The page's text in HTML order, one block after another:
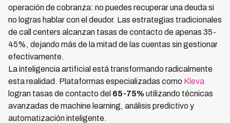
operación de cobranza: no puedes recuperar una deuda si
no logras hablar con el deudor. Las estrategias tradicionales
de call centers alcanzan tasas de contacto de apenas 35-
45%, dejando más de la mitad de las cuentas sin gestionar
efectivamente.
La inteligencia artificial está transformando radicalmente
esta realidad. Plataformas especializadas como Kleva
logran tasas de contacto del 65-75% utilizando técnicas
avanzadas de machine learning, análisis predictivo y
automatización inteligente.